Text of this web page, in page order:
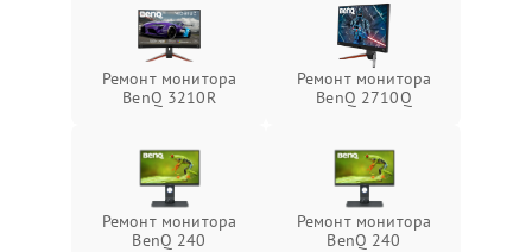
Ремонт монитора
BenQ 3210R
Ремонт монитора
BenQ 2710Q
Ремонт монитора
BenQ 240
Ремонт монитора
BenQ 240